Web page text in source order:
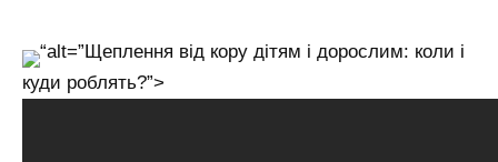
“alt=”Щеплення від кору дітям і дорослим: коли і
куди роблять?”>